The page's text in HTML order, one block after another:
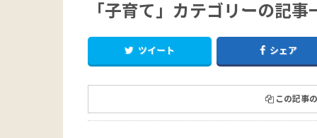
「子育て」カテゴリーの記事
ツイート シェア
この記事